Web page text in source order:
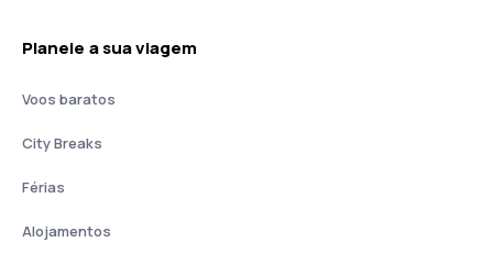
Planeie a sua viagem
Voos baratos
City Breaks
Férias
Alojamentos